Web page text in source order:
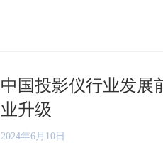
中国投影仪行业发展
业升级
2024年6月10日